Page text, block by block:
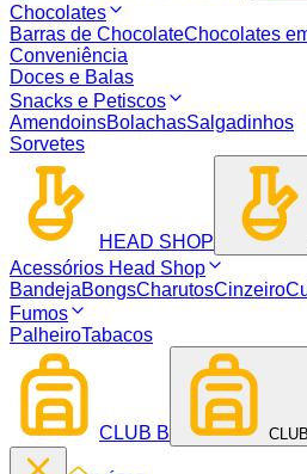
Chocolates
Barras de ChocolateChocolates
Conveniência
Doces e Balas
Snacks e Petiscos
AmendoinsBolachasSalgadinhos
Sorvetes
HEAD SHOP
Acessórios Head Shop
BandejaBongsCharutosCinzeiro
Fumos
PalheiroTabacos
CLUB B